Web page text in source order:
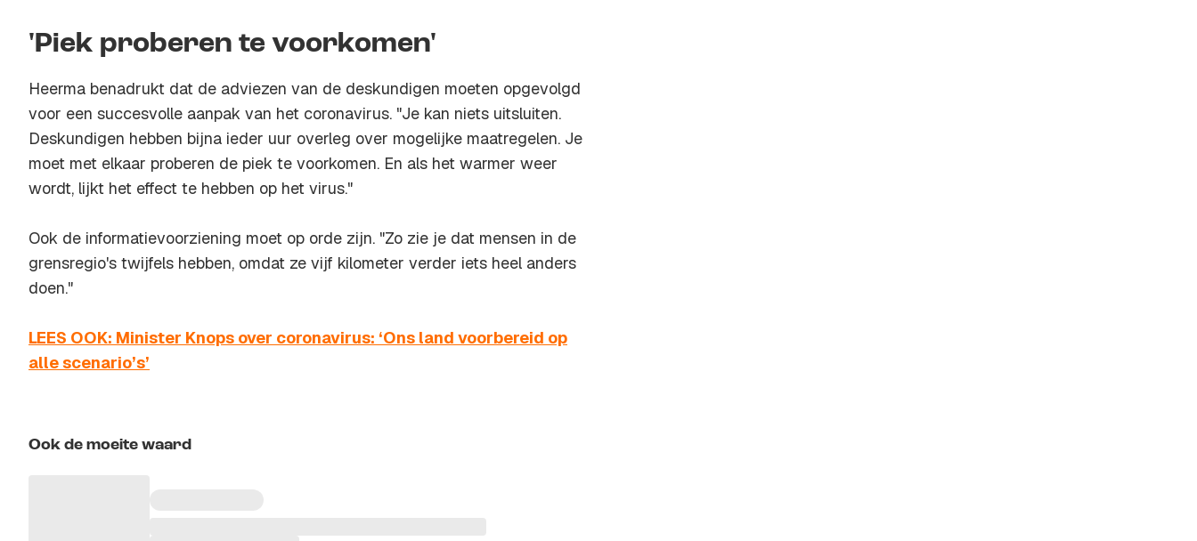
'Piek proberen te voorkomen'
Heerma benadrukt dat de adviezen van de deskundigen moeten opgevolgd
voor een succesvolle aanpak van het coronavirus. "Je kan niets uitsluiten.
Deskundigen hebben bijna ieder uur overleg over mogelijke maatregelen. Je
moet met elkaar proberen de piek te voorkomen. En als het warmer weer
wordt, lijkt het effect te hebben op het virus."
Ook de informatievoorziening moet op orde zijn. "Zo zie je dat mensen in de
grensregio's twijfels hebben, omdat ze vijf kilometer verder iets heel anders
doen."
LEES OOK: Minister Knops over coronavirus: ‘Ons land voorbereid op
alle scenario’s’
Ook de moeite waard